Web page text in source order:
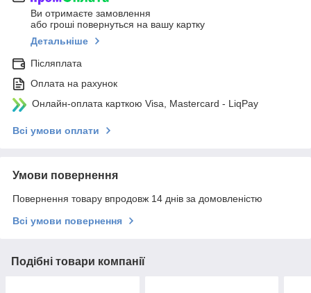
Ви отримаєте замовлення
або гроші повернуться на вашу картку
Детальніше
Післяплата
Оплата на рахунок
Онлайн-оплата карткою Visa, Mastercard - LiqPay
Всі умови оплати
Умови повернення
Повернення товару впродовж 14 днів за домовленістю
Всі умови повернення
Подібні товари компанії